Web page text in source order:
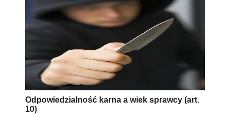
Odpowiedzialność karna a wiek sprawcy (art.
10)